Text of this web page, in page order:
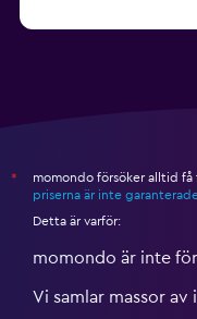
*
momondo försöker alltid
priserna är inte
Detta är varför:
momondo är inte
Vi samlar massor